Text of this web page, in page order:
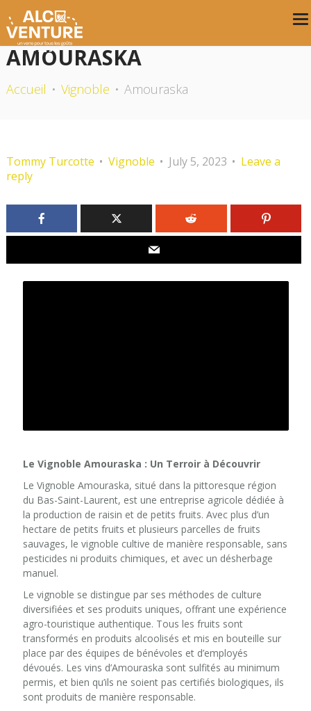
AMOURASKA
Accueil Vignoble Amouraska
Tommy Turcotte Vignoble July 5, 2023
Leave a
reply
Le Vignoble Amouraska : Un Terroir à Découvrir
Le Vignoble Amouraska, situé dans la pittoresque région
du Bas-Saint-Laurent, est une entreprise agricole dédiée à
la production de raisin et de petits fruits. Avec plus d’un
hectare de petits fruits et plusieurs parcelles de fruits
sauvages, le vignoble cultive de manière responsable, sans
pesticides ni produits chimiques, et avec un désherbage
manuel.
Le vignoble se distingue par ses méthodes de culture
diversifiées et ses produits uniques, offrant une expérience
agro-touristique authentique. Tous les fruits sont
transformés en produits alcoolisés et mis en bouteille sur
place par des équipes de bénévoles et d’employés
dévoués. Les vins d’Amouraska sont sulfités au minimum
permis, et bien qu’ils ne soient pas certifiés biologiques, ils
sont produits de manière responsable.